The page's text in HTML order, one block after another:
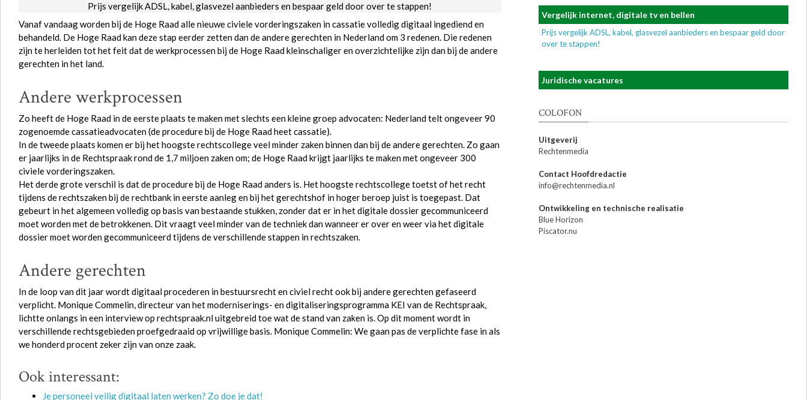
Prijs vergelijk ADSL, kabel, glasvezel aanbieders en bespaar geld door over te stappen!
Vanaf vandaag worden bij de Hoge Raad alle nieuwe civiele vorderingszaken in cassatie volledig digitaal ingediend en
behandeld. De Hoge Raad kan deze stap eerder zetten dan de andere gerechten in Nederland om 3 redenen. Die redenen
zijn te herleiden tot het feit dat de werkprocessen bij de Hoge Raad kleinschaliger en overzichtelijke zijn dan bij de andere
gerechten in het land.
Andere werkprocessen
Zo heeft de Hoge Raad in de eerste plaats te maken met slechts een kleine groep advocaten: Nederland telt ongeveer 90
zogenoemde cassatieadvocaten (de procedure bij de Hoge Raad heet cassatie).
In de tweede plaats komen er bij het hoogste rechtscollege veel minder zaken binnen dan bij de andere gerechten. Zo gaan
er jaarlijks in de Rechtspraak rond de 1,7 miljoen zaken om; de Hoge Raad krijgt jaarlijks te maken met ongeveer 300
civiele vorderingszaken.
Het derde grote verschil is dat de procedure bij de Hoge Raad anders is. Het hoogste rechtscollege toetst of het recht
tijdens de rechtszaken bij de rechtbank in eerste aanleg en bij het gerechtshof in hoger beroep juist is toegepast. Dat
gebeurt in het algemeen volledig op basis van bestaande stukken, zonder dat er in het digitale dossier gecommuniceerd
moet worden met de betrokkenen. Dit vraagt veel minder van de techniek dan wanneer er over en weer via het digitale
dossier moet worden gecommuniceerd tijdens de verschillende stappen in rechtszaken.
Andere gerechten
In de loop van dit jaar wordt digitaal procederen in bestuursrecht en civiel recht ook bij andere gerechten gefaseerd
verplicht. Monique Commelin, directeur van het moderniserings- en digitaliseringsprogramma KEI van de Rechtspraak,
lichtte onlangs in een interview op rechtspraak.nl uitgebreid toe wat de stand van zaken is. Op dit moment wordt in
verschillende rechtsgebieden proefgedraaid op vrijwillige basis. Monique Commelin: We gaan pas de verplichte fase in als
we honderd procent zeker zijn van onze zaak.
Ook interessant:
Je personeel veilig digitaal laten werken? Zo doe je dat!
Vergelijk internet, digitale tv en bellen
Prijs vergelijk ADSL, kabel, glasvezel aanbieders en bespaar geld door
over te stappen!
Juridische vacatures
COLOFON
Uitgeverij
Rechtenmedia
Contact Hoofdredactie
info@rechtenmedia.nl
Ontwikkeling en technische realisatie
Blue Horizon
Piscator.nu